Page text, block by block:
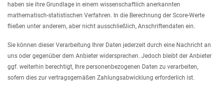
haben sie ihre Grundlage in einem wissenschaftlich anerkannten
mathematisch-statistischen Verfahren. In die Berechnung der Score-Werte
fließen unter anderem, aber nicht ausschließlich, Anschriftendaten ein.
Sie können dieser Verarbeitung Ihrer Daten jederzeit durch eine Nachricht an
uns oder gegenüber dem Anbieter widersprechen. Jedoch bleibt der Anbieter
ggf. weiterhin berechtigt, Ihre personenbezogenen Daten zu verarbeiten,
sofern dies zur vertragsgemäßen Zahlungsabwicklung erforderlich ist.